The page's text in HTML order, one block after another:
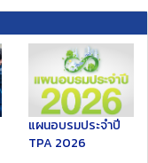
แผนอบรมประจำปี
TPA 2026